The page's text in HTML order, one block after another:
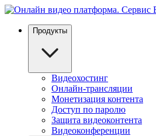
Продукты
Видеохостинг
Онлайн-трансляции
Монетизация контента
Доступ по паролю
Защита видеоконтента
Видеоконференции